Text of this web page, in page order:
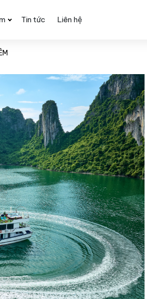
Tin tức Liên hệ